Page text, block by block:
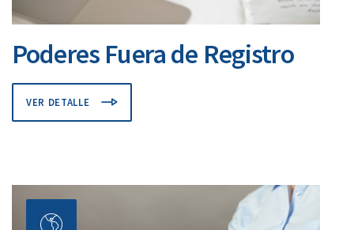
Poderes Fuera de Registro
VER DETALLE